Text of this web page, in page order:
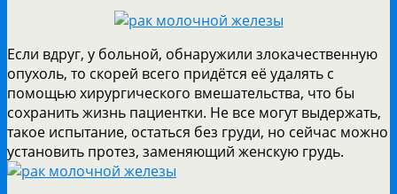
Если вдруг, у больной, обнаружили злокачественную
опухоль, то скорей всего придётся её удалять с
помощью хирургического вмешательства, что бы
сохранить жизнь пациентки. Не все могут выдержать,
такое испытание, остаться без груди, но сейчас можно
установить протез, заменяющий женскую грудь.